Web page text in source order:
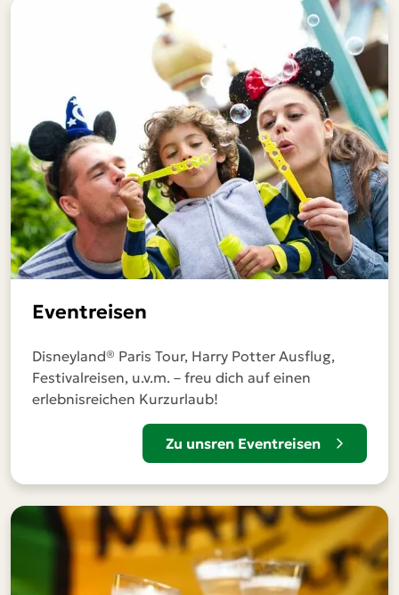
Eventreisen
Disneyland® Paris Tour, Harry Potter Ausflug,
Festivalreisen, u.v.m. – freu dich auf einen
erlebnisreichen Kurzurlaub!
Zu unsren Eventreisen